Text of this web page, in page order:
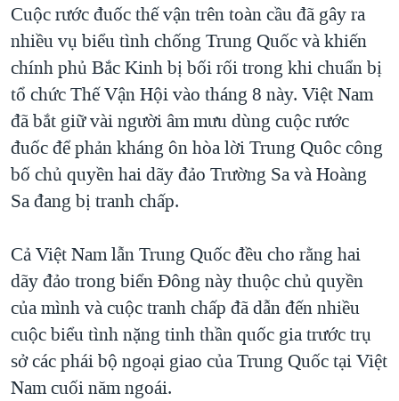
Cuộc rước đuốc thế vận trên toàn cầu đã gây ra
nhiều vụ biểu tình chống Trung Quốc và khiến
chính phủ Bắc Kinh bị bối rối trong khi chuẩn bị
tổ chức Thế Vận Hội vào tháng 8 này. Việt Nam
đã bắt giữ vài người âm mưu dùng cuộc rước
đuốc để phản kháng ôn hòa lời Trung Quôc công
bố chủ quyền hai dãy đảo Trường Sa và Hoàng
Sa đang bị tranh chấp.
Cả Việt Nam lẫn Trung Quốc đều cho rằng hai
dãy đảo trong biển Đông này thuộc chủ quyền
của mình và cuộc tranh chấp đã dẫn đến nhiều
cuộc biểu tình nặng tinh thần quốc gia trước trụ
sở các phái bộ ngoại giao của Trung Quốc tại Việt
Nam cuối năm ngoái.